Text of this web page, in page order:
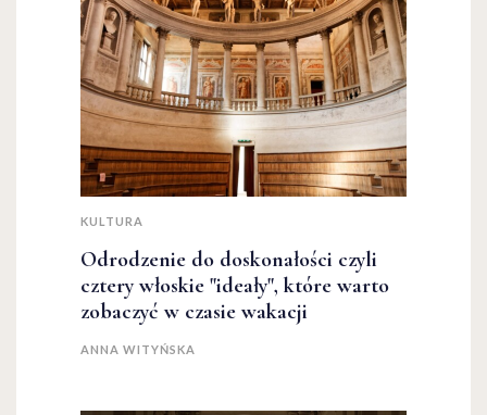
KULTURA
Odrodzenie do doskonałości czyli
cztery włoskie "ideały", które warto
zobaczyć w czasie wakacji
ANNA WITYŃSKA